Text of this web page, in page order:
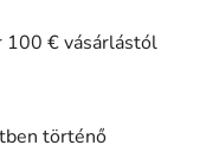
100 € vásárlástól
történő